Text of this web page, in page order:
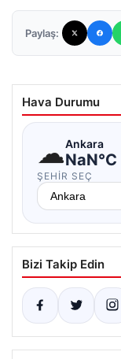
Paylaş:
Hava Durumu
☁Ankara
NaN°C
ŞEHIR SEÇ
Bizi Takip Edin